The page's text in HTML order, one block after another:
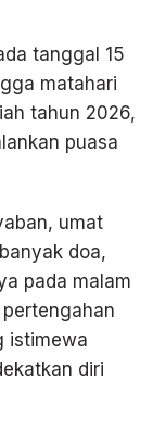
tanggal 15
matahari
tahun 2026,
puasa
umat
doa,
pada malam
istimewa
diri